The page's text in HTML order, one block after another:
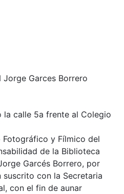
Garces Borrero
calle 5a frente al Colegio
y Fílmico del
de la Biblioteca